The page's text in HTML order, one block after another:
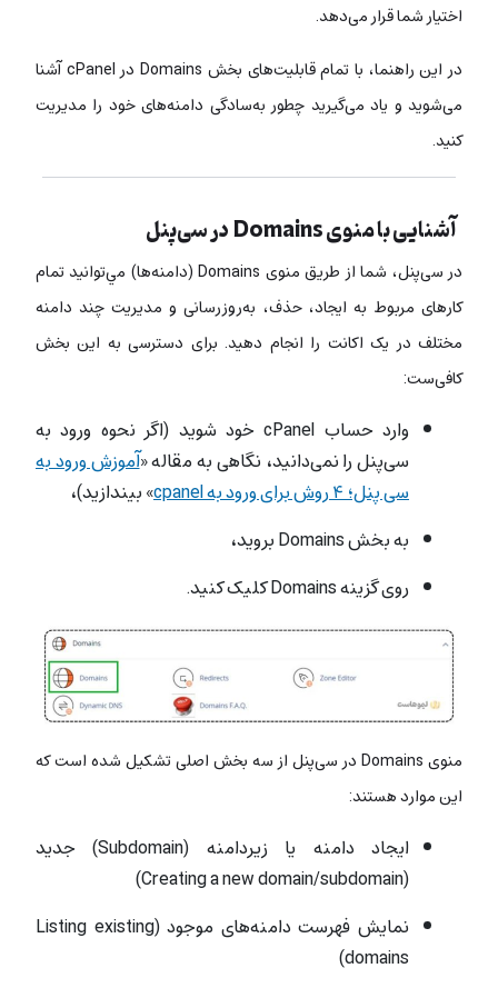
اختیار شما قرار می‌دهد.
در این راهنما، با تمام قابلیت‌های بخش Domains در cPanel آشنا
می‌شوید و یاد می‌گیرید چطور به‌سادگی دامنه‌های خود را مدیریت
کنید.
آشنایی با منوی Domains در سی‌پنل
در سی‌پنل، شما از طریق منوی Domains (دامنه‌ها) مي‌توانید تمام
کارهای مربوط به ایجاد، حذف، به‌روزرسانی و مدیریت چند دامنه
مختلف در یک اکانت را انجام دهید. برای دسترسی به این بخش
کافی‌ست:
وارد حساب cPanel خود شوید (اگر نحوه ورود به
سی‌پنل را نمی‌دانید، نگاهی به مقاله «آموزش ورود به
سی پنل؛ ۴ روش برای ورود به cpanel
» بیندازید)،
به بخش Domains بروید،
روی گزینه‌ Domains کلیک کنید.
منوی Domains در سی‌پنل از سه بخش اصلی تشکیل شده است که
این موارد هستند:
ایجاد دامنه یا زیردامنه (Subdomain) جدید
(Creating a new domain/subdomain)
نمایش فهرست دامنه‌های موجود (Listing existing
domains)